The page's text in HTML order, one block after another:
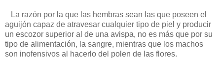
La razón por la que las hembras sean las que poseen el
aguijón capaz de atravesar cualquier tipo de piel y producir
un escozor superior al de una avispa, no es más que por su
tipo de alimentación, la sangre, mientras que los machos
son inofensivos al hacerlo del polen de las flores.